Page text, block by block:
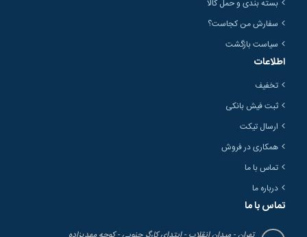
بسته بندی و حمل کالا
سفارش من کجاست؟
سیاست بازگشت
اطلاعات
تخفیف
ثبت فیش بانکی
ارسال تیکت
همکاری در فروش
تماس با ما
درباره ما
تماس با ما